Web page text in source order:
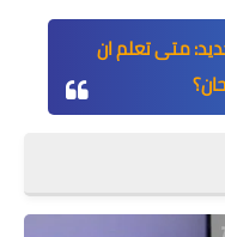
متى تعلم ان